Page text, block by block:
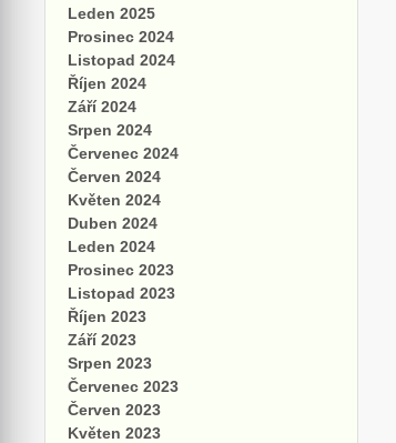
Leden 2025
Prosinec 2024
Listopad 2024
Říjen 2024
Září 2024
Srpen 2024
Červenec 2024
Červen 2024
Květen 2024
Duben 2024
Leden 2024
Prosinec 2023
Listopad 2023
Říjen 2023
Září 2023
Srpen 2023
Červenec 2023
Červen 2023
Květen 2023